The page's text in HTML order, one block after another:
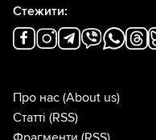
Стежити:
Про нас (About us)
Статті (RSS)